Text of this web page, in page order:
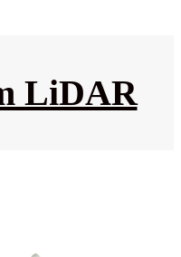
LiDAR